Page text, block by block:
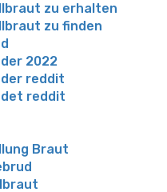
zu erhalten
zu finden
2022
reddit
reddit
Braut